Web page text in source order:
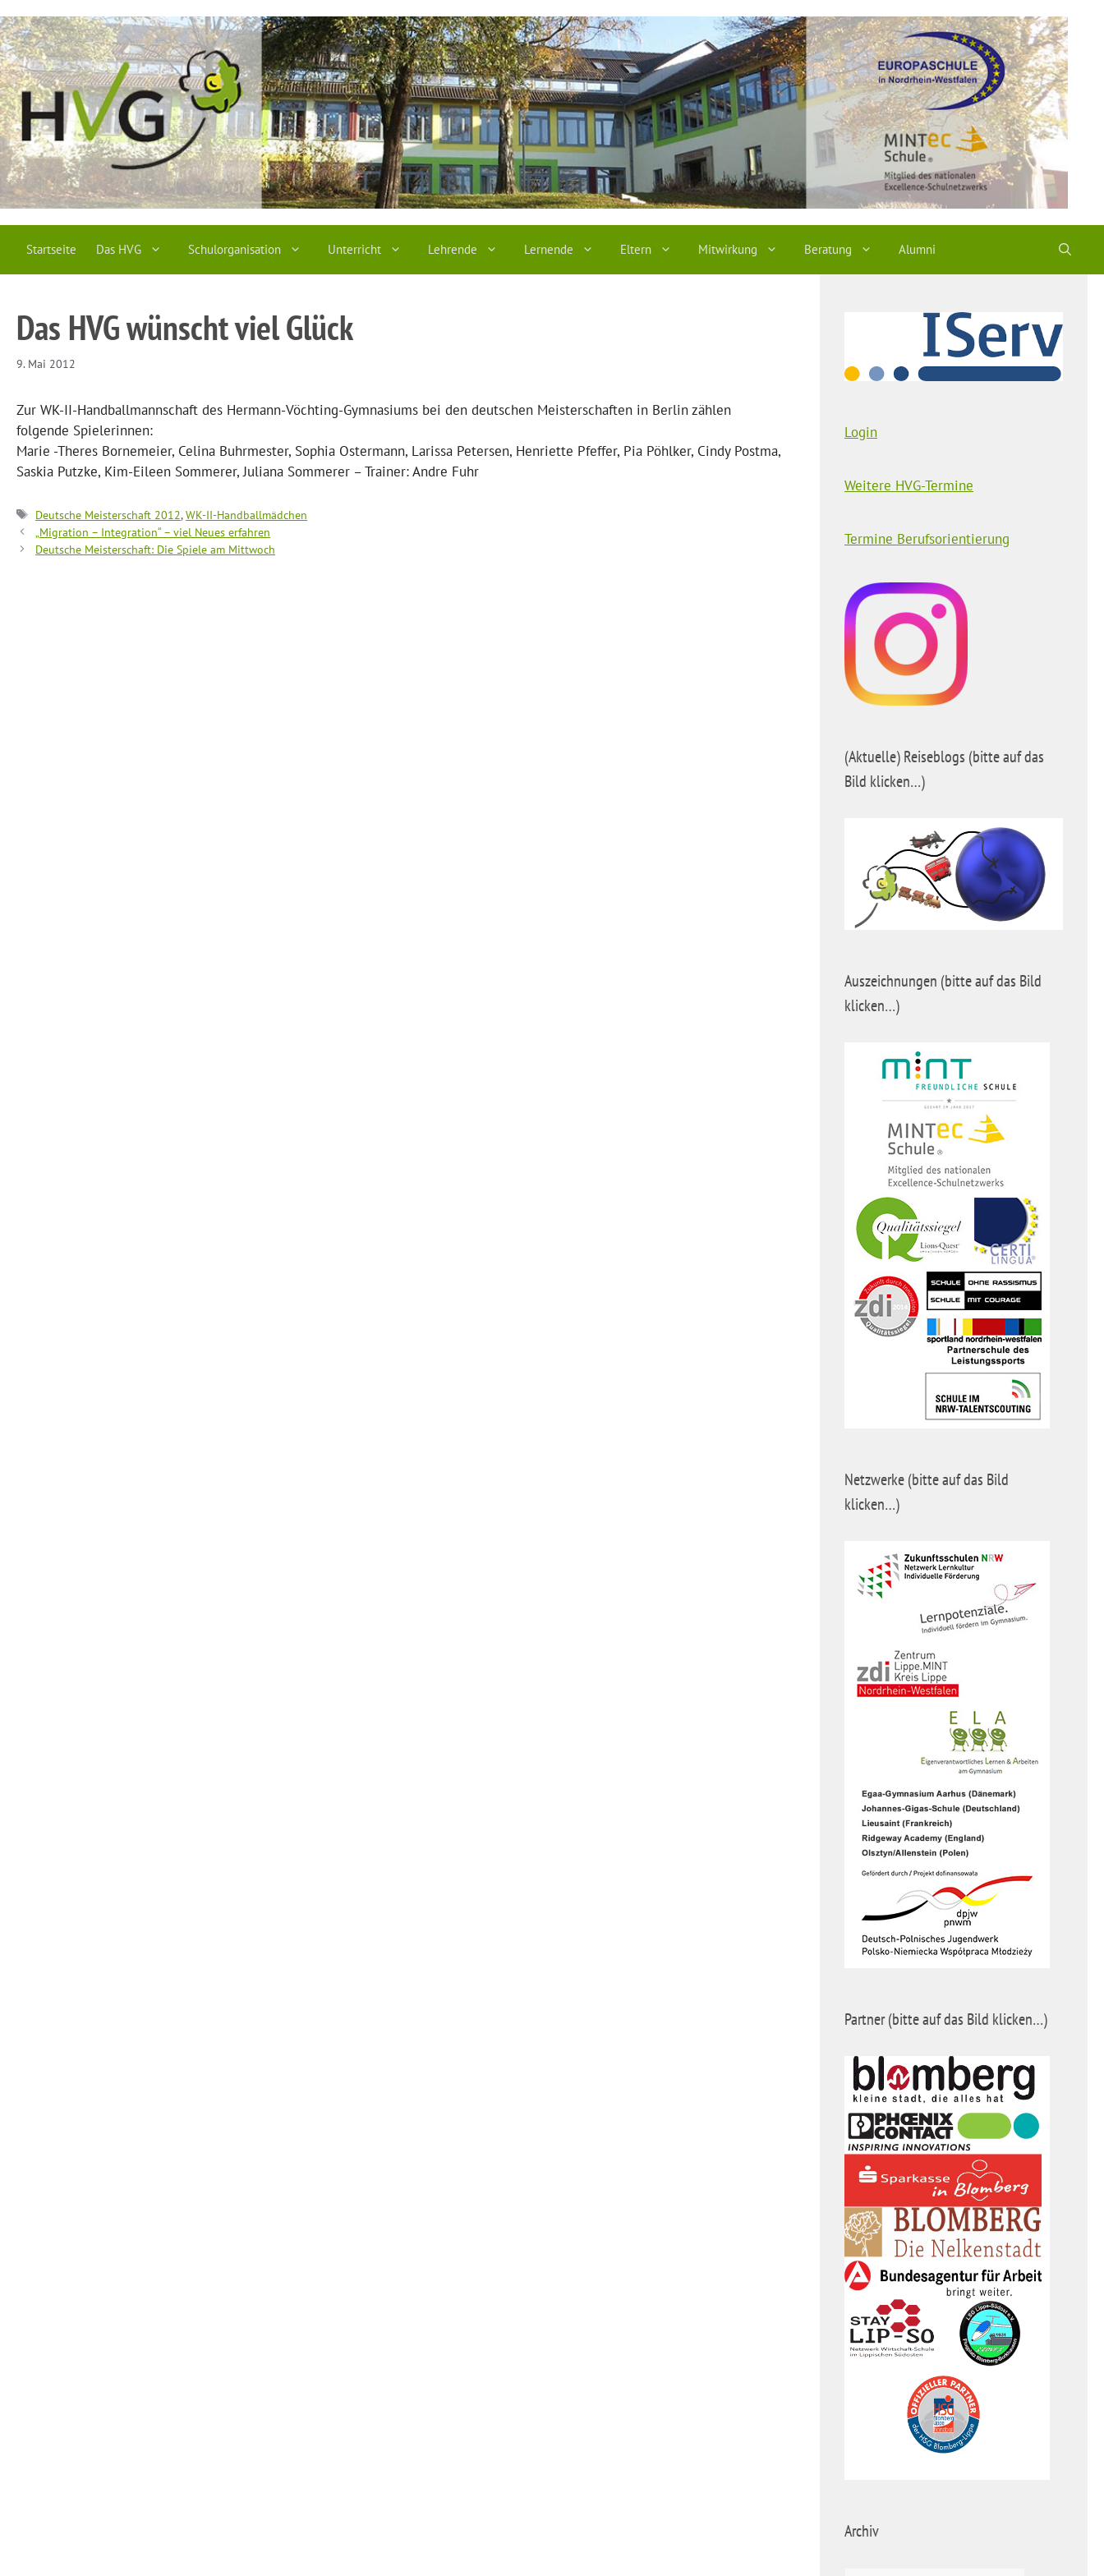
Inhalt
springen
Startseite Das HVG Schulorganisation Unterricht Lehrende Lernende Eltern Mitwirkung Beratung Alumni
Das HVG wünscht viel Glück
9. Mai 2012
Zur WK-II-Handballmannschaft des Hermann-Vöchting-Gymnasiums bei den deutschen Meisterschaften in Berlin zählen
folgende Spielerinnen:
Marie -Theres Bornemeier, Celina Buhrmester, Sophia Ostermann, Larissa Petersen, Henriette Pfeffer, Pia Pöhlker, Cindy Postma,
Saskia Putzke, Kim-Eileen Sommerer, Juliana Sommerer – Trainer: Andre Fuhr
Schlagwörter
Deutsche Meisterschaft 2012,WK-II-Handballmädchen
„Migration – Integration“ – viel Neues erfahren
Deutsche Meisterschaft: Die Spiele am Mittwoch
Login
Weitere HVG-Termine
Termine Berufsorientierung
(Aktuelle) Reiseblogs (bitte auf das
Bild klicken…)
Auszeichnungen (bitte auf das Bild
klicken…)
Netzwerke (bitte auf das Bild
klicken…)
Partner (bitte auf das Bild klicken…)
Archiv